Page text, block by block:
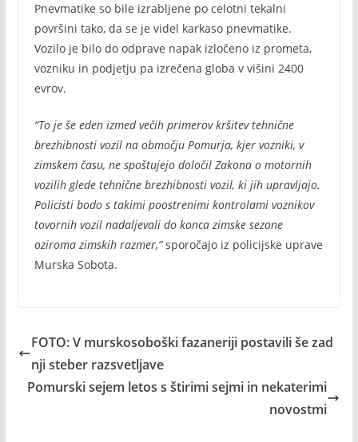
Pnevmatike so bile izrabljene po celotni tekalni
površini tako, da se je videl karkaso pnevmatike.
Vozilo je bilo do odprave napak izločeno iz prometa,
vozniku in podjetju pa izrečena globa v višini 2400
evrov.
“To je še eden izmed večih primerov kršitev tehnične
brezhibnosti vozil na območju Pomurja, kjer vozniki, v
zimskem času, ne spoštujejo določil Zakona o motornih
vozilih glede tehnične brezhibnosti vozil, ki jih upravljajo.
Policisti bodo s takimi poostrenimi kontrolami voznikov
tovornih vozil nadaljevali do konca zimske sezone
oziroma zimskih razmer,”sporočajo iz policijske uprave
Murska Sobota.
FOTO: V murskosoboški fazaneriji postavili še zad
nji steber razsvetljave
Pomurski sejem letos s štirimi sejmi in nekaterimi
novostmi